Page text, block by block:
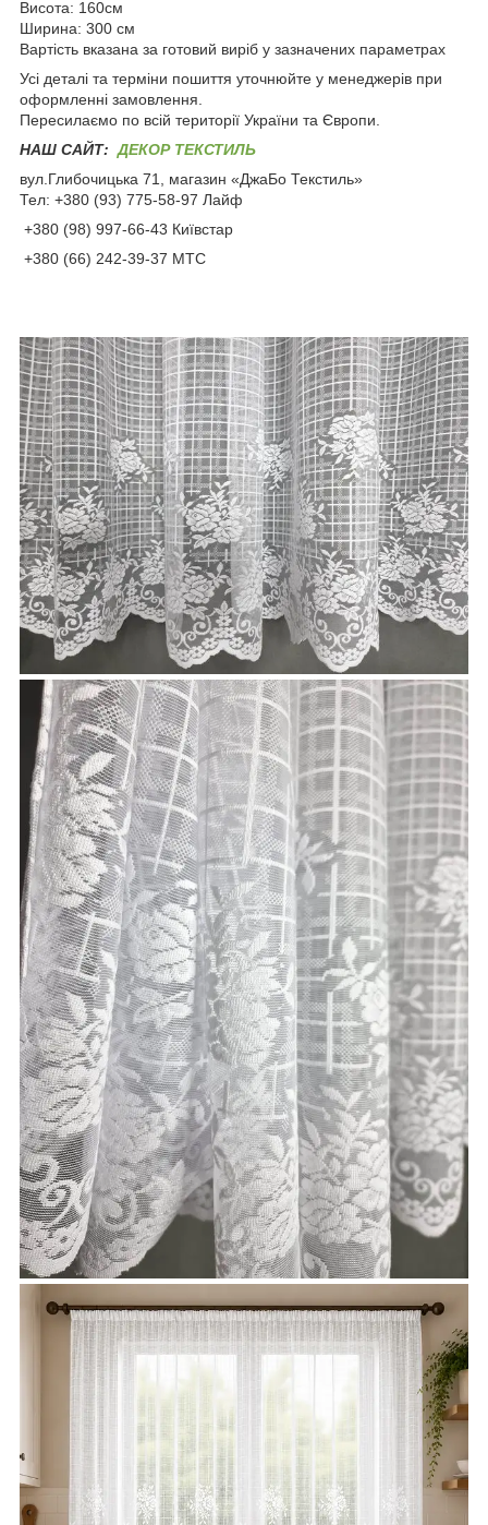
Висота: 160см
Ширина: 300 см
Вартість вказана за готовий виріб у зазначених параметрах
Усі деталі та терміни пошиття уточнюйте у менеджерів при
оформленні замовлення.
Пересилаємо по всій території України та Європи.
НАШ САЙТ:ДЕКОР ТЕКСТИЛЬ
вул.Глибочицька 71, магазин «ДжаБо Текстиль»
Тел: +380 (93) 775-58-97 Лайф
+380 (98) 997-66-43 Київстар
+380 (66) 242-39-37 МТС